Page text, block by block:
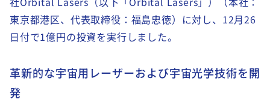
東京都港区、代表取締役：福島忠徳）に対し、12月26
日付で1億円の投資を実行しました。
革新的な宇宙用レーザーおよび宇宙光学技術を開
発